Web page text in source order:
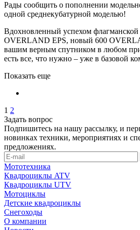
Рады сообщить о пополнении
одной среднекубатурной моделью!
Вдохновленный успехом
OVERLAND EPS, новый 600
вашим верным спутником в любом
есть все, что нужно – уже в базовой
Показать еще
1 2
Задать вопрос
Подпишитесь на нашу рассылку, и
новинках техники, мероприятиях и
предложениях.
Мототехника
Квадроциклы ATV
Квадроциклы UTV
Мотоциклы
Детские квадроциклы
Снегоходы
О компании